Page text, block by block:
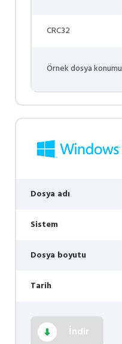
CRC32
Örnek dosya konumu
Dosya adı
Sistem
Dosya boyutu
Tarih
İndir